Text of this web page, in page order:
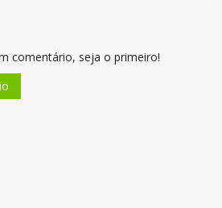
comentário, seja o primeiro!